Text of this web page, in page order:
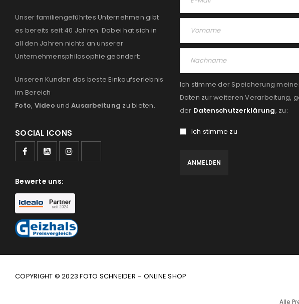
Unser familiengeführtes Unternehmen gibt
es bereits seit 40 Jahren. Dabei hat sich in
all den Jahren nichts an unserer
Unternehmensphilosophie geändert:
Unseren Kunden das beste Einkaufserlebnis
im Bereich
Foto, Video und Ausarbeitung zu bieten.
SOCIAL ICONS
Bewerte uns:
Ich stimme der Speicherung
Daten zur weiteren Verarbeitung,
der Datenschutzerklärung, zu:
Ich stimme zu
COPYRIGHT © 2023 FOTO SCHNEIDER – ONLINE SHOP
Alle